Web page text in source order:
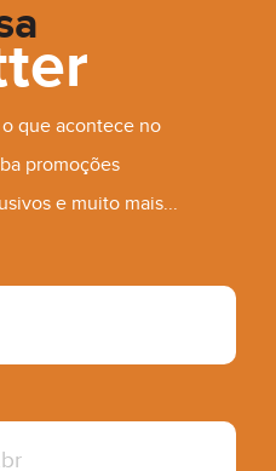
que acontece no
promoções
e muito mais...